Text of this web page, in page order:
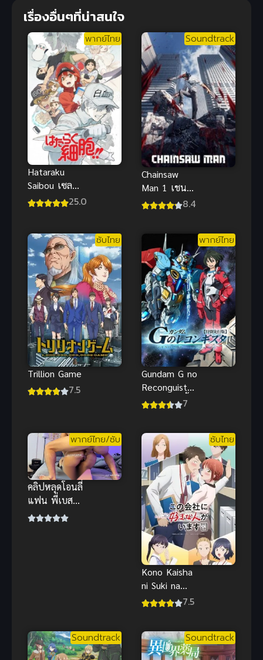
เรื่องอื่นๆที่น่าสนใจ
พากย์ไทย
Hataraku
Saibou เซลล์
ขยัน พันธุ์25.0
Soundtrack
Chainsaw
Man 1 เชน
ซอว์แมน 8.4
ซับไทย
Trillion Game
7.5
พากย์ไทย
Gundam G no
Reconguista
(2014) กันดั้ม
7
พากย์ไทย/ซับ
คลิปหลุดโอนลี่
แฟน พี่เบส
จัดหนักสาว
ซับไทย
Kono Kaisha
ni Suki na
Hito ga
7.5
Soundtrack Soundtrack